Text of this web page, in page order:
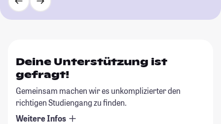
Deine Unterstützung ist
gefragt!
Gemeinsam machen wir es unkomplizierter den
richtigen Studiengang zu finden.
Weitere Infos